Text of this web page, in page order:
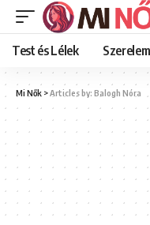
Test és Lélek
Mi Nők >Articles by: Balogh Nóra